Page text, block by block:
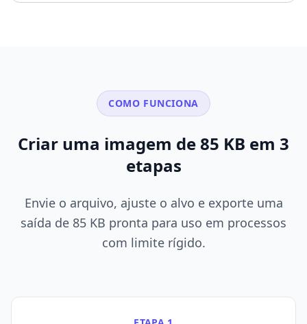
COMO FUNCIONA
Criar uma imagem de 85 KB em 3
etapas
Envie o arquivo, ajuste o alvo e exporte uma
saída de 85 KB pronta para uso em processos
com limite rígido.